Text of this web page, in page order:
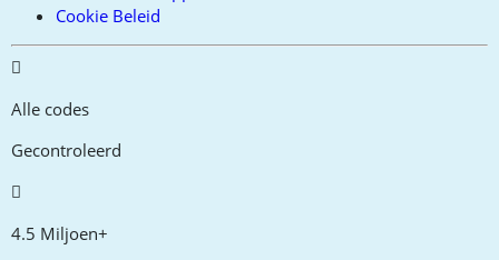
Cookie Beleid
Alle codes
Gecontroleerd
4.5 Miljoen+